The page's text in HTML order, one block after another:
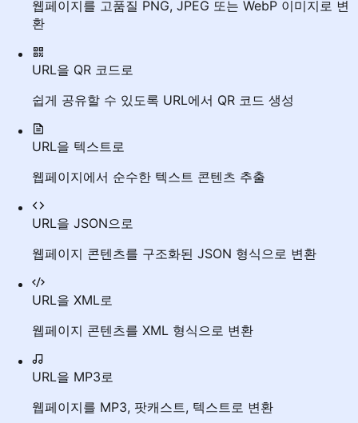
웹페이지를 고품질 PNG, JPEG 또는 WebP 이미지로 변
환
URL을 QR 코드로
쉽게 공유할 수 있도록 URL에서 QR 코드 생성
URL을 텍스트로
웹페이지에서 순수한 텍스트 콘텐츠 추출
URL을 JSON으로
웹페이지 콘텐츠를 구조화된 JSON 형식으로 변환
URL을 XML로
웹페이지 콘텐츠를 XML 형식으로 변환
URL을 MP3로
웹페이지를 MP3, 팟캐스트, 텍스트로 변환